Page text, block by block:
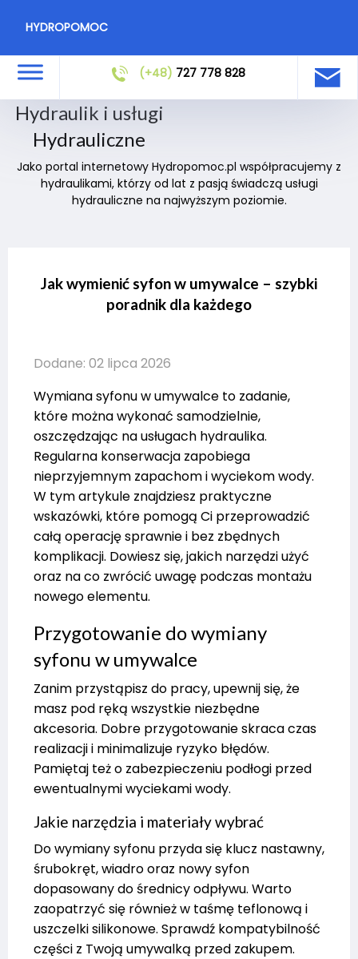
HYDROPOMOC
(+48) 727 778 828
Hydraulik i usługi
Hydrauliczne
Jako portal internetowy Hydropomoc.pl współpracujemy z
hydraulikami, którzy od lat z pasją świadczą usługi
hydrauliczne na najwyższym poziomie.
Jak wymienić syfon w umywalce – szybki
poradnik dla każdego
Dodane: 02 lipca 2026
Wymiana syfonu w umywalce to zadanie,
które można wykonać samodzielnie,
oszczędzając na usługach hydraulika.
Regularna konserwacja zapobiega
nieprzyjemnym zapachom i wyciekom wody.
W tym artykule znajdziesz praktyczne
wskazówki, które pomogą Ci przeprowadzić
całą operację sprawnie i bez zbędnych
komplikacji. Dowiesz się, jakich narzędzi użyć
oraz na co zwrócić uwagę podczas montażu
nowego elementu.
Przygotowanie do wymiany
syfonu w umywalce
Zanim przystąpisz do pracy, upewnij się, że
masz pod ręką wszystkie niezbędne
akcesoria. Dobre przygotowanie skraca czas
realizacji i minimalizuje ryzyko błędów.
Pamiętaj też o zabezpieczeniu podłogi przed
ewentualnymi wyciekami wody.
Jakie narzędzia i materiały wybrać
Do wymiany syfonu przyda się klucz nastawny,
śrubokręt, wiadro oraz nowy syfon
dopasowany do średnicy odpływu. Warto
zaopatrzyć się również w taśmę teflonową i
uszczelki silikonowe. Sprawdź kompatybilność
części z Twoją umywalką przed zakupem.